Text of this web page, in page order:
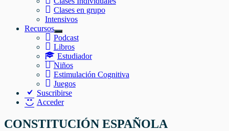
el
submenú
Clases en grupo
Intensivos
Recursos
Mostrar
el
submenú
Podcast
Libros
Estudiador
Niños
Estimulación Cognitiva
Juegos
Suscribirse
Acceder
CONSTITUCIÓN ESPAÑOLA